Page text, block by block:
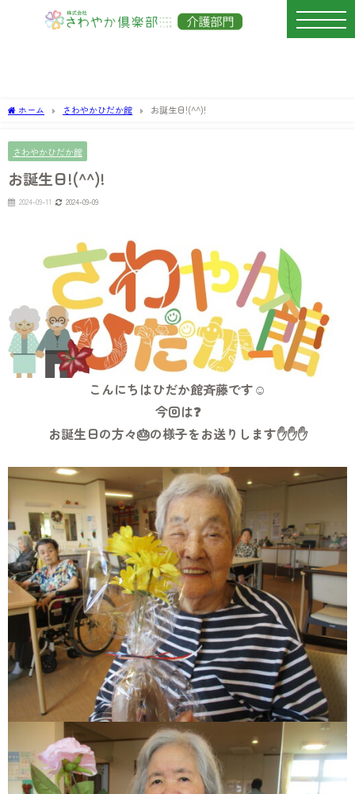
ホーム さわやかひだか館 お誕生日!(^^)!
さわやかひだか館
お誕生日!(^^)!
2024-09-11 2024-09-09
こんにちはひだか館斉藤です☺
今回は❓
お誕生日の方々🎂の様子をお送りします✋✋✋